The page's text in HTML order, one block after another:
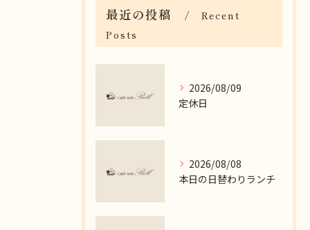
最近の投稿
Recent
Posts
2026/08/09
定休日
2026/08/08
本日の日替わりランチ